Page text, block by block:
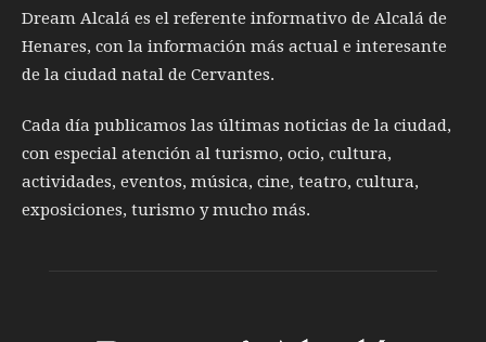
Dream Alcalá es el referente informativo de Alcalá de
Henares, con la información más actual e interesante
de la ciudad natal de Cervantes.
Cada día publicamos las últimas noticias de la ciudad,
con especial atención al turismo, ocio, cultura,
actividades, eventos, música, cine, teatro, cultura,
exposiciones, turismo y mucho más.